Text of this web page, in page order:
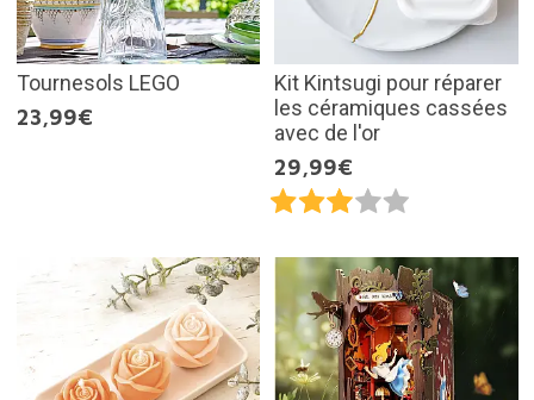
Tournesols LEGO
23,99€
Kit Kintsugi pour réparer
les céramiques cassées
avec de l'or
29,99€